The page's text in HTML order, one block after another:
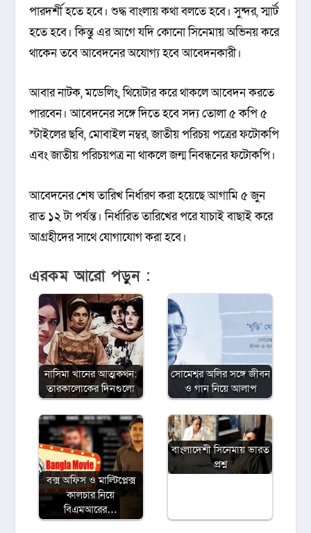
পারদর্শী হতে হবে। শুদ্ধ বাংলায় কথা বলতে হবে। সুন্দর, স্মার্ট
হতে হবে। কিন্তু এর আগে যদি কোনো সিনেমায় অভিনয় করে
থাকেন তবে আবেদনের অযোগ্য হবে আবেদনকারী।
আবার নাটক, মডেলিং, থিয়েটার করে থাকলে আবেদন করতে
পারবেন। আবেদনের সঙ্গে দিতে হবে সদ্য তোলা ৫ কপি ৫
স্টাইলের ছবি, মোবাইল নম্বর, জাতীয় পরিচয় পত্রের ফটোকপি
এবং জাতীয় পরিচয়পত্র না থাকলে জন্ম নিবন্ধনের ফটোকপি।
আবেদনের শেষ তারিখ নির্ধারণ করা হয়েছে আগামি ৫ জুন
রাত ১২ টা পর্যন্ত। নির্ধারিত তারিখের পরে যাচাই বাছাই করে
আগ্রহীদের সাথে যোগাযোগ করা হবে।
এরকম আরো পড়ুন :
নাসিমা খানের আত্মকথন:
তারকালোকের দিনগুলো
সোমেশ্বর অলির সঙ্গে জীবন
ও গান নিয়ে আলাপ
বক্স অফিস ও মাল্টিপ্লেক্স
কালচার নিয়ে
বিএমআরের…
বাংলাদেশী সিনেমায় ভারত
প্রশ্ন